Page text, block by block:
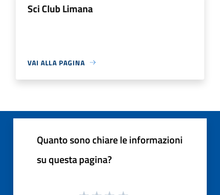
Sci Club Limana
VAI ALLA PAGINA
Quanto sono chiare le informazioni
su questa pagina?